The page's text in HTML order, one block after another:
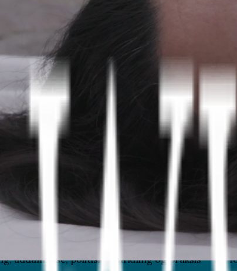
gymnasiets bekendtgørelser.
forandring — med voldsudsatte i centrum og
uddannelse, politisk påvirkning og praksis — fra